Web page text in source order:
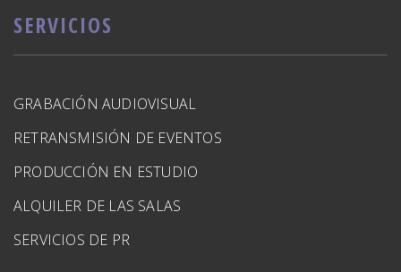
SERVICIOS
GRABACIÓN AUDIOVISUAL
RETRANSMISIÓN DE EVENTOS
PRODUCCIÓN EN ESTUDIO
ALQUILER DE LAS SALAS
SERVICIOS DE PR